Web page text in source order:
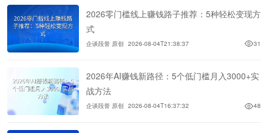
2026零门槛线上赚钱路子推荐：5种轻松变现方
式
企谈段誉 原创 2026-08-04T21:38:37 31
2026年AI赚钱新路径：5个低门槛月入3000+实
战方法
企谈段誉 原创 2026-08-04T16:37:32 48